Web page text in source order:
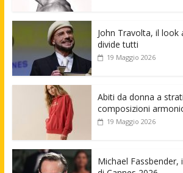
John Travolta, il look
divide tutti
19 Maggio 2026
Abiti da donna a
composizioni
19 Maggio 2026
Michael Fassbender,